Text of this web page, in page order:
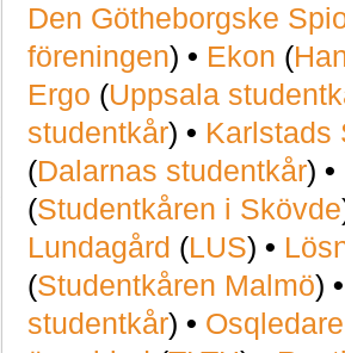
Den Götheborgske
föreningen) • Ekon (
Ergo (Uppsala
studentkår) • Karlstads
(Dalarnas studentkår) •
(Studentkåren i Skövde
Lundagård (LUS) •
(Studentkåren Malmö)
studentkår) •